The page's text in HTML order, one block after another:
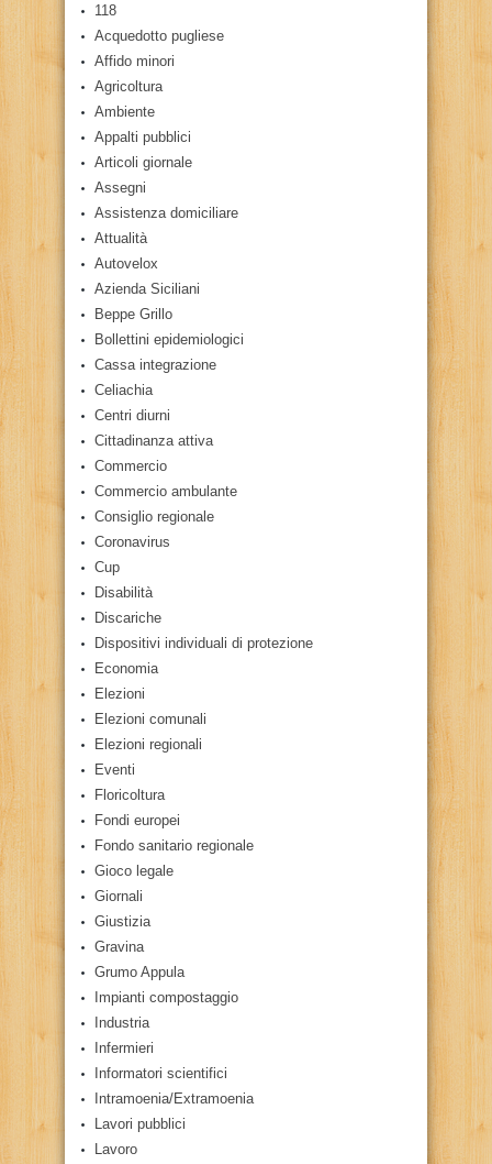
118
Acquedotto pugliese
Affido minori
Agricoltura
Ambiente
Appalti pubblici
Articoli giornale
Assegni
Assistenza domiciliare
Attualità
Autovelox
Azienda Siciliani
Beppe Grillo
Bollettini epidemiologici
Cassa integrazione
Celiachia
Centri diurni
Cittadinanza attiva
Commercio
Commercio ambulante
Consiglio regionale
Coronavirus
Cup
Disabilità
Discariche
Dispositivi individuali di protezione
Economia
Elezioni
Elezioni comunali
Elezioni regionali
Eventi
Floricoltura
Fondi europei
Fondo sanitario regionale
Gioco legale
Giornali
Giustizia
Gravina
Grumo Appula
Impianti compostaggio
Industria
Infermieri
Informatori scientifici
Intramoenia/Extramoenia
Lavori pubblici
Lavoro